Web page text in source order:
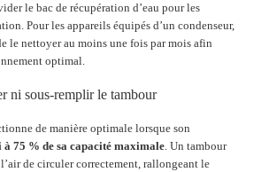
le bac de récupération d’eau pour les
Pour les appareils équipés d’un condenseur,
le nettoyer au moins une fois par mois afin
optimal.
ni sous-remplir le tambour
de manière optimale lorsque son
75 % de sa capacité maximale. Un tambour
de circuler correctement, rallongeant le